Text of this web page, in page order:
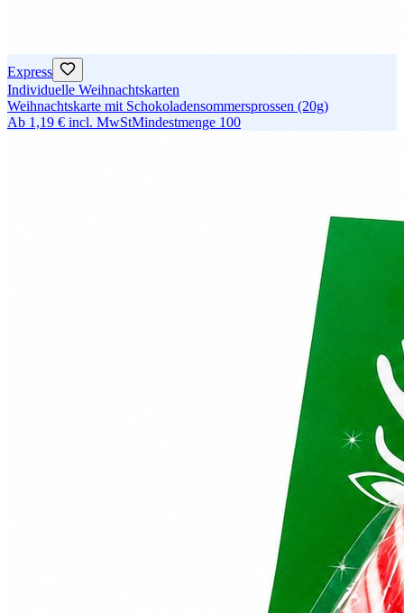
Express
Individuelle Weihnachtskarten
Weihnachtskarte mit Schokoladensommersprossen (20g)
Ab 1,19 € incl. MwStMindestmenge 100